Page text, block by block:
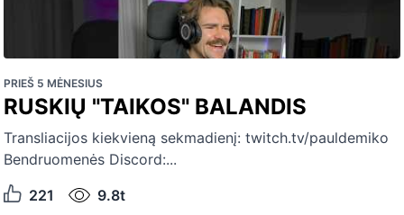
PRIEŠ 5 MĖNESIUS
RUSKIŲ "TAIKOS" BALANDIS
Transliacijos kiekvieną sekmadienį: twitch.tv/pauldemiko
Bendruomenės Discord:...
221
9.8t